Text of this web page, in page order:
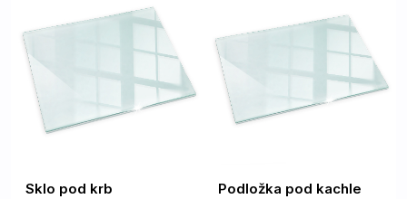
Sklo pod krb
Podložka pod kachle